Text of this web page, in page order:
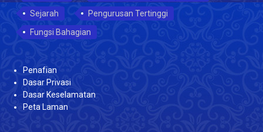
Sejarah
Pengurusan Tertinggi
Fungsi Bahagian
Penafian
Dasar Privasi
Dasar Keselamatan
Peta Laman